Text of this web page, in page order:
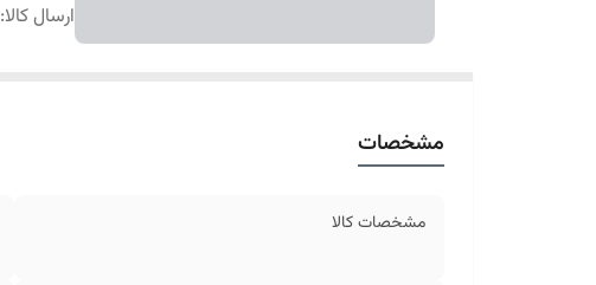
ارسال کالا:
مشخصات
مشخصات کالا